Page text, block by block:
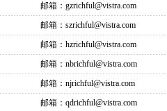
邮箱：gzrichful@vistra.com
邮箱：szrichful@vistra.com
邮箱：hzrichful@vistra.com
邮箱：nbrichful@vistra.com
邮箱：njrichful@vistra.com
邮箱：qdrichful@vistra.com